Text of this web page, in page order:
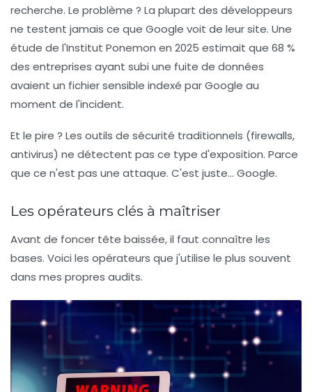
recherche. Le problème ? La plupart des développeurs
ne testent jamais ce que Google voit de leur site. Une
étude de l'Institut Ponemon en 2025 estimait que 68 %
des entreprises ayant subi une fuite de données
avaient un fichier sensible indexé par Google au
moment de l'incident.
Et le pire ? Les outils de sécurité traditionnels (firewalls,
antivirus) ne détectent pas ce type d'exposition. Parce
que ce n'est pas une attaque. C'est juste... Google.
Les opérateurs clés à maîtriser
Avant de foncer tête baissée, il faut connaître les
bases. Voici les opérateurs que j'utilise le plus souvent
dans mes propres audits.